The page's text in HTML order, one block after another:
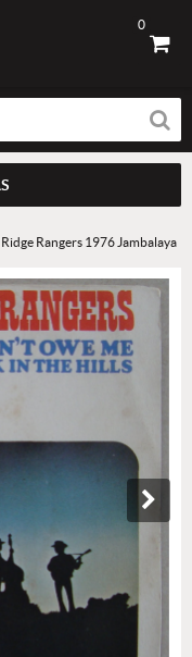
0
Rangers 1976 Jambalaya